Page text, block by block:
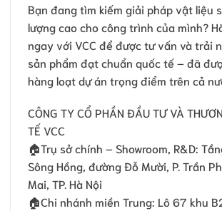
Bạn đang tìm kiếm giải pháp vật liệu
lượng cao cho công trình của mình?
ngay với VCC để được tư vấn và trải
sản phẩm đạt chuẩn quốc tế – đã
hàng loạt dự án trọng điểm trên cả
CÔNG TY CỔ PHẦN ĐẦU TƯ VÀ
TẾ VCC
🏠Trụ sở chính – Showroom, R&D:
Sông Hồng, đường Đỗ Mười, P. Trần
Mai, TP. Hà Nội
🏠Chi nhánh miền Trung: Lô 67 khu